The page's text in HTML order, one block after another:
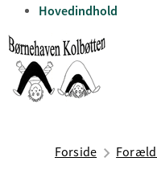
gå til
Hovedindhold
Forside